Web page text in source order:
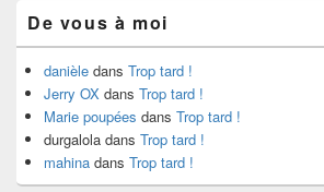
De vous à moi
danièle dans Trop tard !
Jerry OX dans Trop tard !
Marie poupées dans Trop tard !
durgalola dans Trop tard !
mahina dans Trop tard !